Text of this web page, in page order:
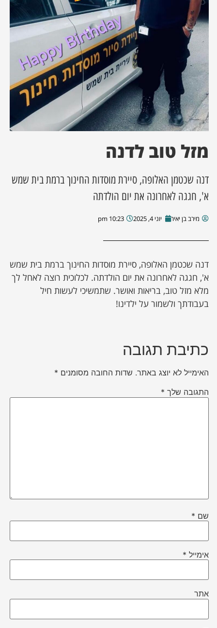
מסע מלחמה
השבוע
מקומית
עסקים
מזל טוב לדנה
דנה שכטמן האלופה, סיירת מוסדות החינוך ברמת בית שמש
א', חגגה לאחרונה את יום הולדתה
מירב בן יאיר יוני 4, 2025 10:23 pm
דנה שכטמן האלופה, סיירת מוסדות החינוך ברמת בית שמש
א', חגגה לאחרונה את יום הולדתה. לכלוכית רוצה לאחל לך
מלא מזל טוב, בריאות ואושר. שתמשיכי לעשות חיל
בעבודתך ולשמור על ילדינו!
כתיבת תגובה
האימייל לא יוצג באתר. שדות החובה מסומנים *
התגובה שלך *
שם *
אימייל *
אתר